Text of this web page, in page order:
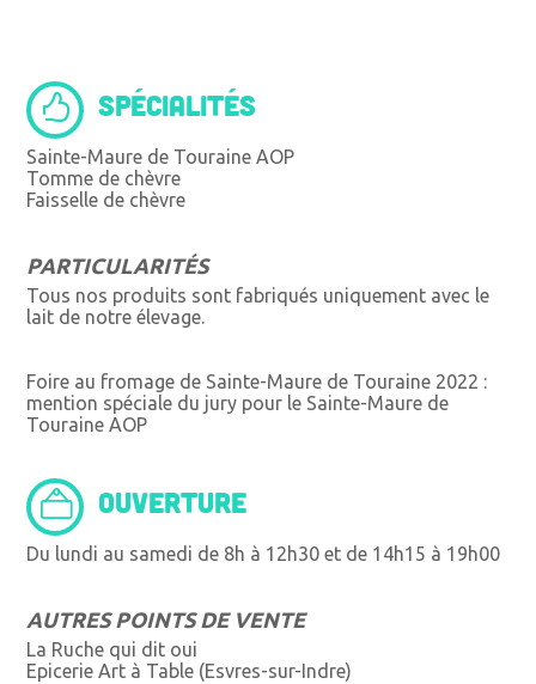
SPÉCIALITÉS
Sainte-Maure de Touraine AOP
Tomme de chèvre
Faisselle de chèvre
PARTICULARITÉS
Tous nos produits sont fabriqués uniquement avec le
lait de notre élevage.
Foire au fromage de Sainte-Maure de Touraine 2022 :
mention spéciale du jury pour le Sainte-Maure de
Touraine AOP
OUVERTURE
Du lundi au samedi de 8h à 12h30 et de 14h15 à 19h00
AUTRES POINTS DE VENTE
La Ruche qui dit oui
Epicerie Art à Table (Esvres-sur-Indre)